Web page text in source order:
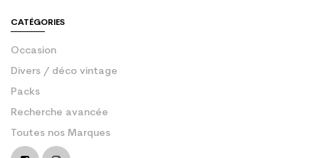
CATÉGORIES
Occasion
Divers / déco vintage
Packs
Recherche avancée
Toutes nos Marques